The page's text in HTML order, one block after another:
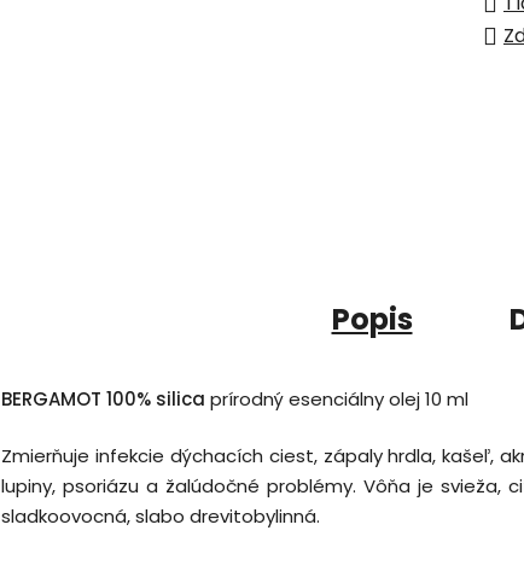
Popis
BERGAMOT 100% silica prírodný esenciálny olej 10 ml
Zmierňuje infekcie dýchacích ciest, zápaly hrdla, kašeľ,
lupiny, psoriázu a žalúdočné problémy. Vôňa je svieža,
sladkoovocná, slabo drevitobylinná.